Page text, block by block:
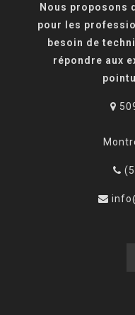
Nous proposons
pour les
besoin de
répondre aux